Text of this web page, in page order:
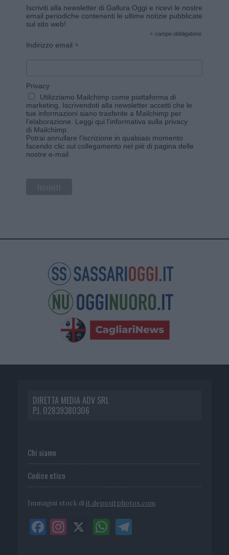
Iscriviti alla newsletter di Gallura Oggi e ricevi le nostre
email periodiche contenenti le ultime notizie pubblicate
sul sito web!
* campo obbligatorio
Indirizzo email *
Privacy
Utilizziamo Mailchimp come piattaforma di
marketing. Iscrivendoti alla newsletter accetti che le
tue informazioni siano trasferite a Mailchimp per
l'elaborazione. Leggi qui l'informativa sulla privacy
di Mailchimp
Potrai annullare l'iscrizione in qualsiasi momento
facendo clic sul collegamento nel piè di pagina delle
nostre e-mail.
DIRETTA MEDIA ADV SRL
P.I. 02839380306
Chi siamo
Codice etico
Immagini stock di it.depositphotos.com